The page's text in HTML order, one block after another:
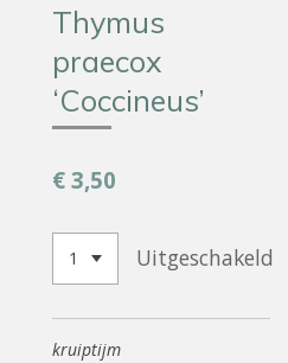
Thymus
praecox
‘Coccineus’
€ 3,50
Uitgeschakeld
kruiptijm